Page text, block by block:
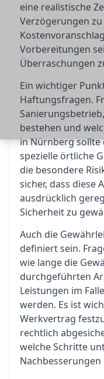
eine realistische
Verzögerungen
Vorbereitungen
Überraschungen
Ein wichtiger
Haftungsfragen.
bestehen und
in Nürnberg sollte
spezielle örtliche
die besondere
sicher, dass diese
ausdrücklich
Sicherheit zu
Auch die
definiert sein.
wie lange die
durchgeführten
Leistungen im
werden. Es ist
Werkvertrag
rechtlich
welche Schritte